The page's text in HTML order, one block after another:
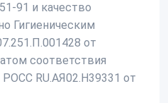
91 и качество
Гигиеническим
от
соответствия
RU.АЯ02.Н39331 от